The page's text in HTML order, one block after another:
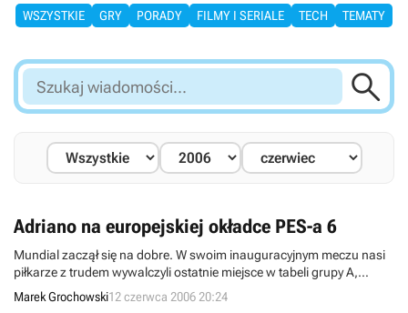
WSZYSTKIE GRY PORADY FILMY I SERIALE TECH TEMATY
Szukaj
wiadomości...

Adriano na europejskiej okładce PES-a 6
Mundial zaczął się na dobre. W swoim inauguracyjnym meczu nasi
piłkarze z trudem wywalczyli ostatnie miejsce w tabeli grupy A,
jednak uwaga całego świata i tak skupia się na Brazylijczykach,
którzy już jutro spotkaniem z Chorwacją rozpoczną drogę po szósty
Marek Grochowski12 czerwca 2006 20:24